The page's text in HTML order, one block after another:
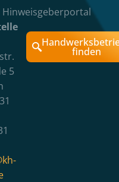
Hinweisgeberportal
5
finden